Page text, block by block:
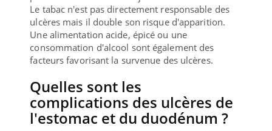
Le tabac n'est pas directement responsable des
ulcères mais il double son risque d'apparition.
Une alimentation acide, épicé ou une
consommation d'alcool sont également des
facteurs favorisant la survenue des ulcères.
Quelles sont les
complications des ulcères de
l'estomac et du duodénum ?